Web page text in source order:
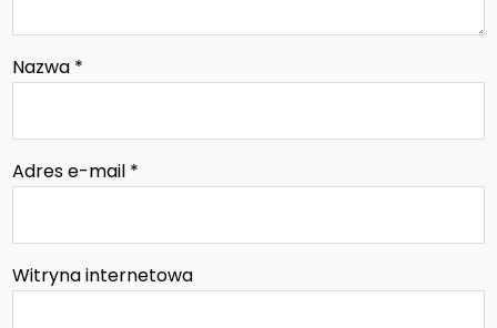
Nazwa *
Adres e-mail *
Witryna internetowa